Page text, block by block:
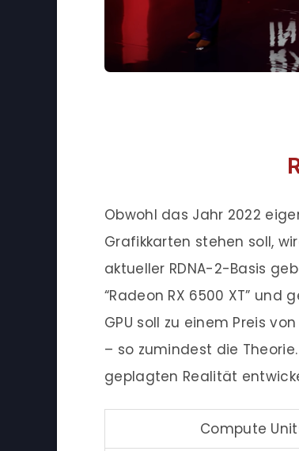
Obwohl das Jahr 2022
Grafikkarten stehen soll,
aktueller RDNA-2-Basis
“Radeon RX 6500 XT”
GPU soll zu einem Preis
– so zumindest die
geplagten Realität
Compute